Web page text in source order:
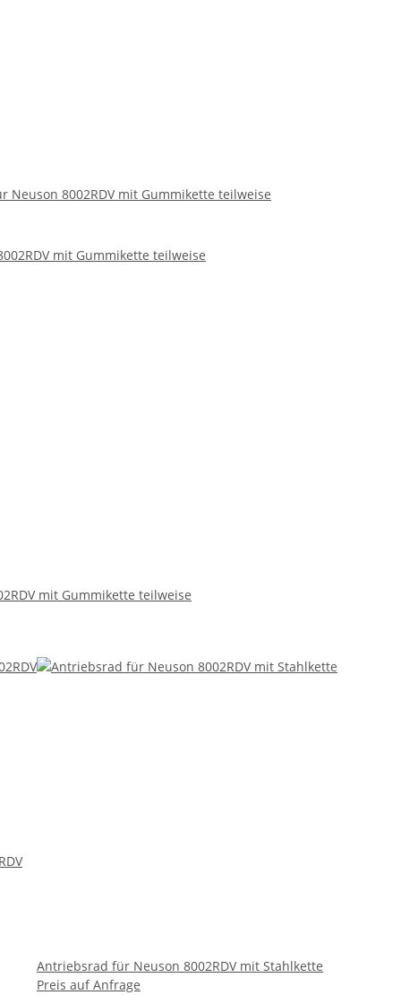
Neuson 8002RDV mit Gummikette teilweise
mit Gummikette teilweise
Antriebsrad für Neuson 8002RDV mit Stahlkette
Preis auf Anfrage